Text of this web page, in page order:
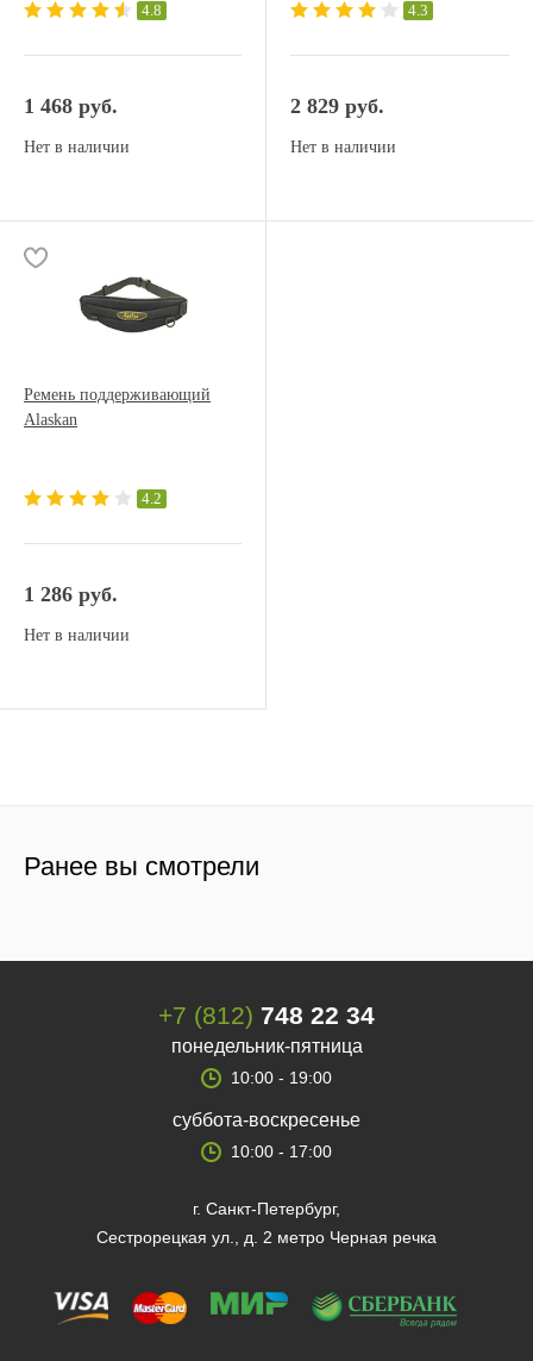
4.8
1 468 руб.
Нет в наличии
4.3
2 829 руб.
Нет в наличии
Ремень поддерживающий
Alaskan
4.2
1 286 руб.
Нет в наличии
Ранее вы смотрели
+7 (812) 748 22 34
понедельник-пятница
10:00 - 19:00
суббота-воскресенье
10:00 - 17:00
г. Санкт-Петербург,
Сестрорецкая ул., д. 2 метро Черная речка